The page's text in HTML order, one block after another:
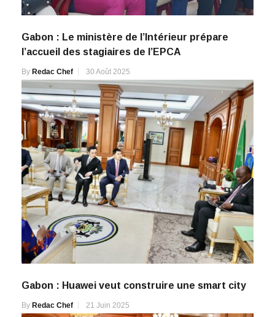
Gabon : Le ministère de l’Intérieur prépare
l’accueil des stagiaires de l’EPCA
By Redac Chef 30 Août 2025
Gabon : Huawei veut construire une smart city
By Redac Chef 21 Juin 2025